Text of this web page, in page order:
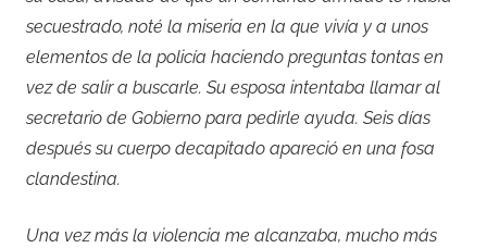
secuestrado, noté la miseria en la que vivía y a unos
elementos de la policía haciendo preguntas tontas en
vez de salir a buscarle. Su esposa intentaba llamar al
secretario de Gobierno para pedirle ayuda. Seis días
después su cuerpo decapitado apareció en una fosa
clandestina.
Una vez más la violencia me alcanzaba, mucho más